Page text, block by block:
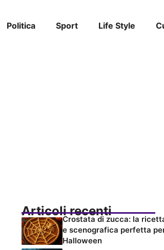
Politica Sport Life Style
Articoli recenti
Crostata di zucca: la
e scenografica perfetta
Halloween